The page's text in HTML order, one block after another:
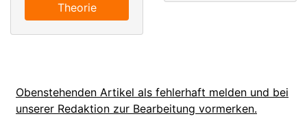
Theorie
Obenstehenden Artikel als fehlerhaft melden und bei
unserer Redaktion zur Bearbeitung vormerken.